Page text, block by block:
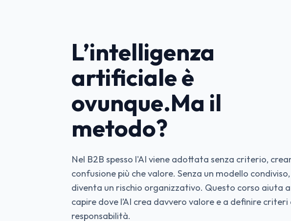
L’intelligenza
artificiale è
ovunque.Ma il
metodo?
Nel B2B spesso l'AI viene adottata senza criterio,
confusione più che valore. Senza un modello condiviso,
diventa un rischio organizzativo. Questo corso aiuta a
capire dove l’AI crea davvero valore e a definire criteri
responsabilità.